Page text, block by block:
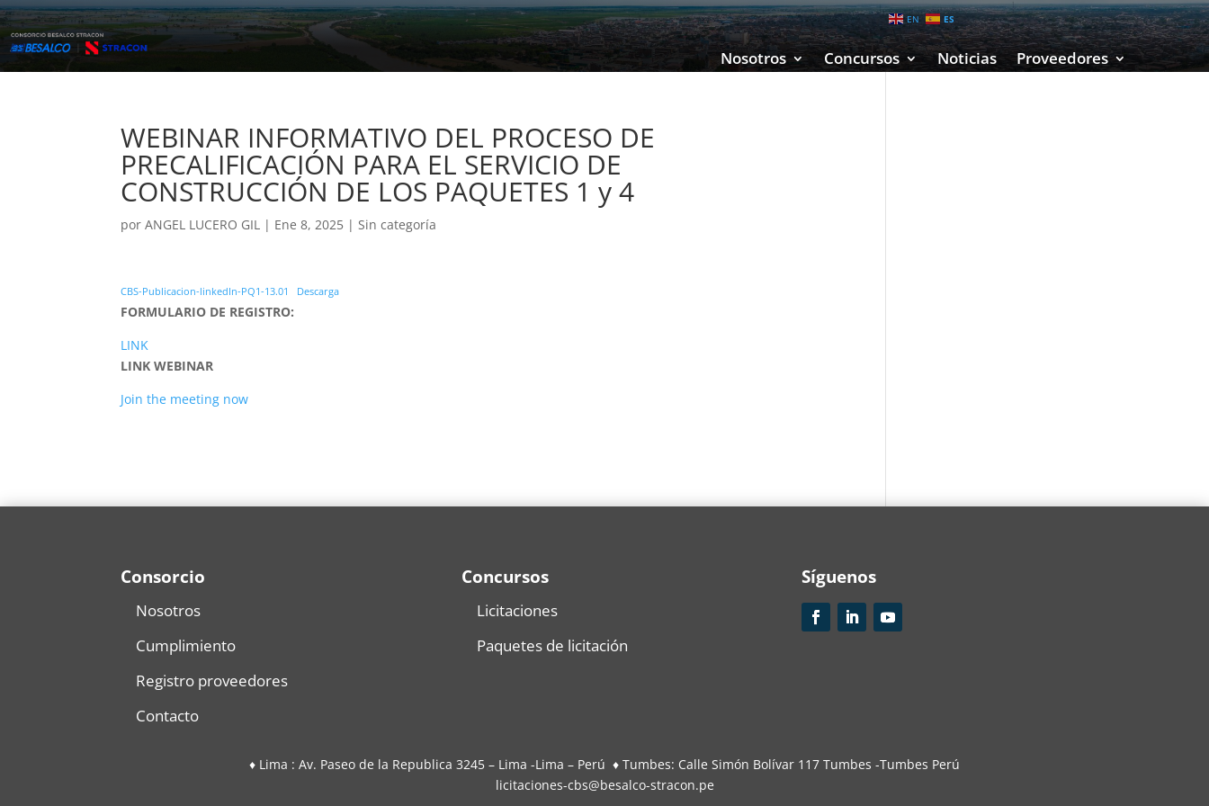
EN ES
Nosotros Concursos Noticias Proveedores
WEBINAR INFORMATIVO DEL PROCESO DE
PRECALIFICACIÓN PARA EL SERVICIO DE
CONSTRUCCIÓN DE LOS PAQUETES 1 y 4
porANGEL LUCERO GIL | Ene 8, 2025 | Sin categoría
CBS-Publicacion-linkedIn-PQ1-13.01 Descarga
FORMULARIO DE REGISTRO:
LINK
LINK WEBINAR
Join the meeting now
Consorcio
Nosotros
Cumplimiento
Registro proveedores
Contacto
Concursos
Licitaciones
Paquetes de licitación
Síguenos
♦ Lima : Av. Paseo de la Republica 3245 – Lima -Lima – Perú ♦ Tumbes: Calle Simón Bolívar 117 Tumbes -Tumbes Perú
licitaciones-cbs@besalco-stracon.pe